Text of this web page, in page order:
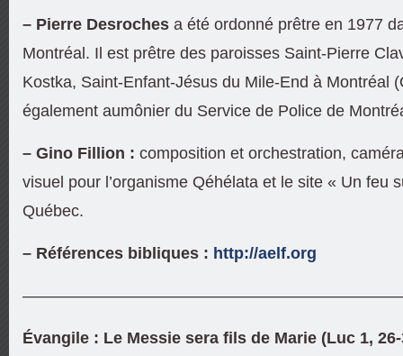
– Pierre Desroches a été ordonné prêtre en 1977
Montréal. Il est prêtre des paroisses Saint-Pierre
Kostka, Saint-Enfant-Jésus du Mile-End à Montréal
également aumônier du Service de Police de
– Gino Fillion : composition et orchestration,
visuel pour l’organisme Qéhélata et le site « Un feu
Québec.
– Références bibliques : http://aelf.org
Évangile : Le Messie sera fils de Marie (Luc 1,